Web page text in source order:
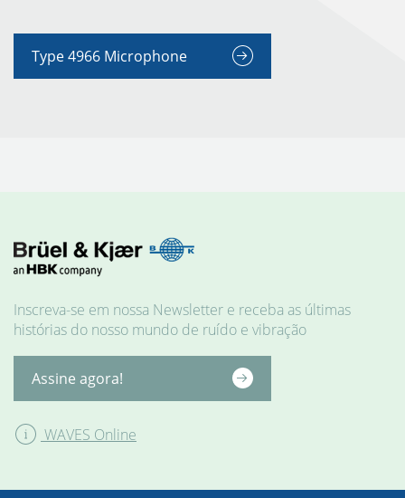
Type 4966 Microphone
Inscreva-se em nossa Newsletter e receba as últimas
histórias do nosso mundo de ruído e vibração
Assine agora!
WAVES Online